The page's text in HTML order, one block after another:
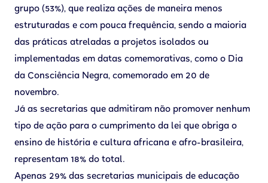
grupo (53%), que realiza ações de maneira menos
estruturadas e com pouca frequência, sendo a maioria
das práticas atreladas a projetos isolados ou
implementadas em datas comemorativas, como o Dia
da Consciência Negra, comemorado em 20 de
novembro.
Já as secretarias que admitiram não promover nenhum
tipo de ação para o cumprimento da lei que obriga o
ensino de história e cultura africana e afro-brasileira,
representam 18% do total.
Apenas 29% das secretarias municipais de educação